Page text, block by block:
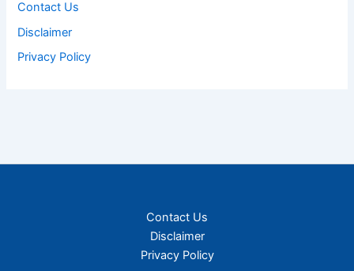
Contact Us
Disclaimer
Privacy Policy
Contact Us
Disclaimer
Privacy Policy